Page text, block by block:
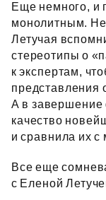
Еще немного, и
монолитным.
Летучая
стереотипы о
к экспертам,
представления
А в завершение
качество
и сравнила их
Все еще
с Еленой